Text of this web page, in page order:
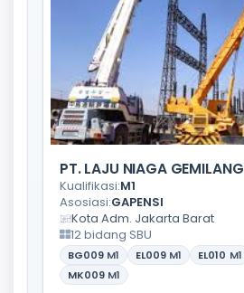
PT. LAJU NIAGA GEMILANG
Kualifikasi:M1
Asosiasi:GAPENSI
Kota Adm. Jakarta Barat
12 bidang SBU
BG009 M1 EL009 M1 EL010 M1
MK009 M1